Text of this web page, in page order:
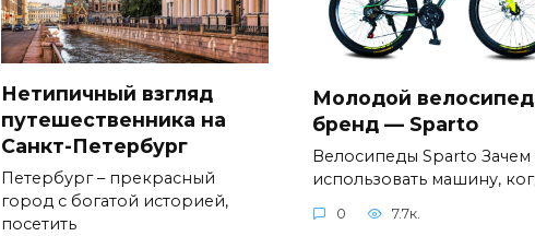
Нетипичный взгляд
путешественника на
Санкт-Петербург
Петербург – прекрасный
город с богатой историей,
посетить
Молодой
бренд — Sparto
Велосипеды Sparto Зачем
использовать машину,
0 7.7к.